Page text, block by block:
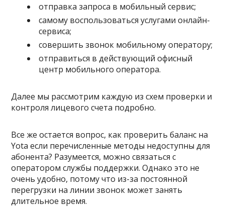
отправка запроса в мобильный сервис;
самому воспользоваться услугами онлайн-
сервиса;
совершить звонок мобильному оператору;
отправиться в действующий офисный
центр мобильного оператора.
Далее мы рассмотрим каждую из схем проверки и
контроля лицевого счета подробно.
Все же остается вопрос, как проверить баланс на
Yota если перечисленные методы недоступны для
абонента? Разумеется, можно связаться с
оператором службы поддержки. Однако это не
очень удобно, потому что из-за постоянной
перегрузки на линии звонок может занять
длительное время.